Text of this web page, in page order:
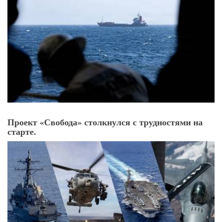
Проект «Свобода» столкнулся с трудностями на
старте.